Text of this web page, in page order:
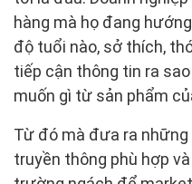
hàng mà họ đang
độ tuổi nào, sở thích,
tiếp cận thông tin ra
muốn gì từ sản phẩm
Từ đó mà đưa ra
truyền thông phù hợp